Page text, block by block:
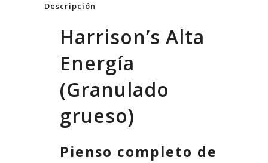
Descripción
Harrison’s Alta
Energía
(Granulado
grueso)
Pienso completo de